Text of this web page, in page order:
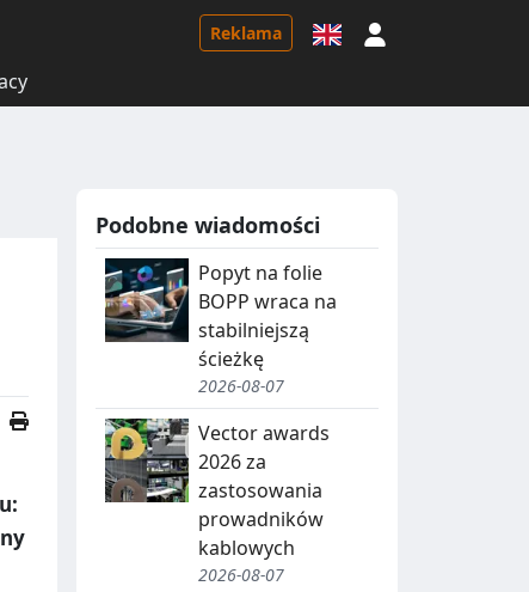
Reklama
Wersja angielska
Podobne wiadomości
Popyt na folie
BOPP wraca na
stabilniejszą
ścieżkę
2026-08-07
Vector awards
2026 za
zastosowania
prowadników
kablowych
2026-08-07